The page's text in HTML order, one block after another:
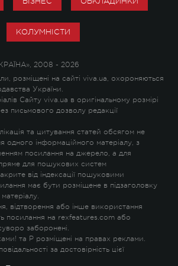
КОЛУМНІСТИ
2008 - 2026
розміщені на сайті viva.ua, охороняються
України.
Сайту viva.ua в оригінальному розмірі
письмового дозволу редакції
та цитування статей обсягом не
одного інформаційного матеріалу, з
посилання на джерело, а для
пряме для пошукових систем
від індексації пошуковими
має бути розміщене в підзаголовку
відтворення або інше використання
посилання на rexfeatures.com або
заборонені.
! та P розміщені на правах реклами.
за достовірність цієї